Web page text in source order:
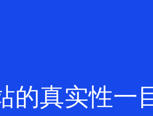
的真实性一